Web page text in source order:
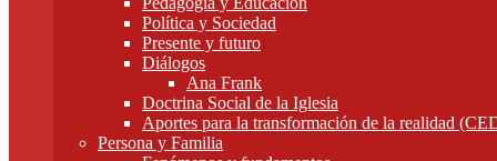
Política y Sociedad
Presente y futuro
Diálogos
Ana Frank
Doctrina Social de la Iglesia
Aportes para la transformación de la realidad
Persona y Familia